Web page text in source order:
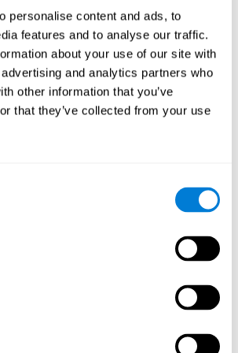
personalise content and ads, to
features and to analyse our traffic.
about your use of our site with
and analytics partners who
other information that you’ve
that they’ve collected from your use
концентрации часто теряют или
тест будет полезно пройти
нужные вещи или предметы,
каких-либо задач (игрушки,
или предметы канцелярии
и т.д.). Такие люди забывчивы и
и выполнением различных
и в большинстве случаев это не
и сосредоточиться на чём-то одном.
причину такой ситуации.
психологические исследования могут
являются ли симптомы или жалобы